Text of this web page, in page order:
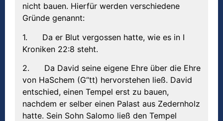
nicht bauen. Hierfür werden verschiedene
Gründe genannt:
1. Da er Blut vergossen hatte, wie es in I
Kroniken 22:8 steht.
2. Da David seine eigene Ehre über die Ehre
von HaSchem (G“tt) hervorstehen ließ. David
entschied, einen Tempel erst zu bauen,
nachdem er selber einen Palast aus Zedernholz
hatte. Sein Sohn Salomo ließ den Tempel